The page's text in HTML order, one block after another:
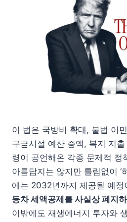
이 법은 국방비 확대, 불법 이
구금시설 예산 증액, 복지 지
령이 공언해온 각종 문제적 정
아름답지는 않지만 틀림없이 ‘
에는 2032년까지 제공될 예정
동차 세액공제를 사실상 폐지
이밖에도 재생에너지 투자와